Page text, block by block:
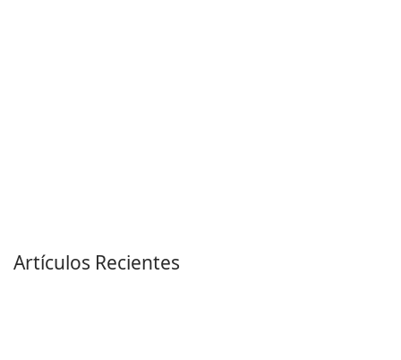
Artículos Recientes